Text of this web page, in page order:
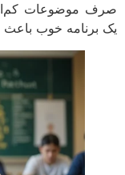
موضوعات کم‌اهمیت
خوب باعث